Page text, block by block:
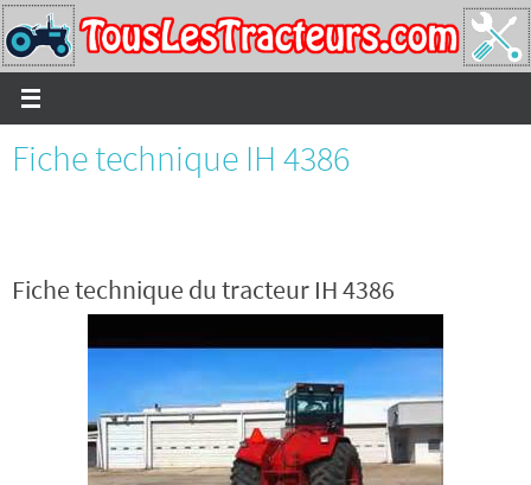
Passer
vers
le
contenu
Fiche technique IH 4386
Fiche technique du tracteur IH 4386